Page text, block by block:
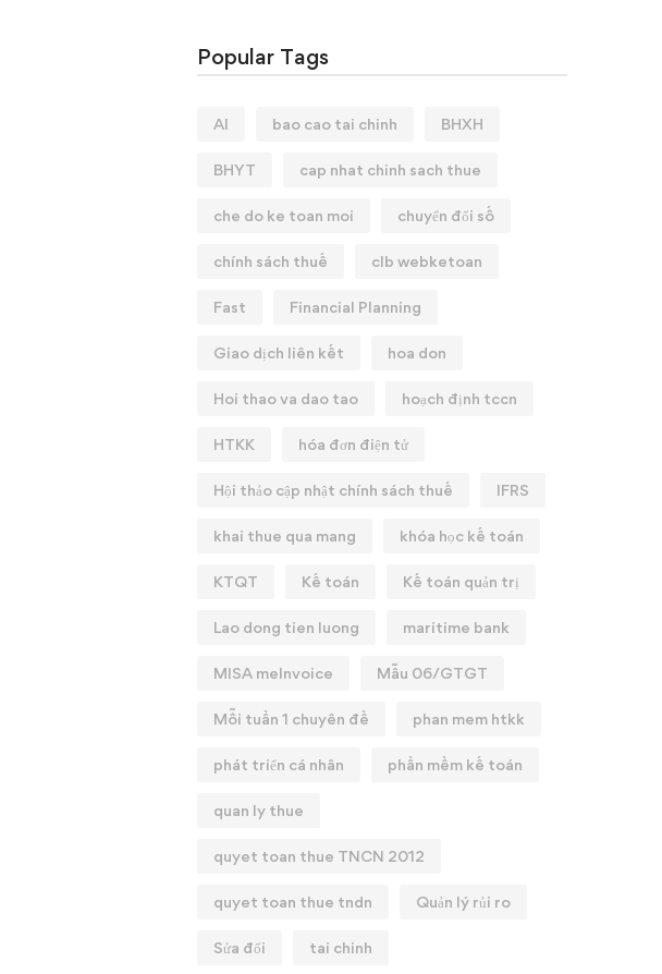
Popular Tags
AI bao cao tai chinh BHXH
BHYT cap nhat chinh sach thue
che do ke toan moi chuyển đổi số
chính sách thuế clb webketoan
Fast Financial Planning
Giao dịch liên kết hoa don
Hoi thao va dao tao hoạch định tccn
HTKK hóa đơn điện tử
Hội thảo cập nhật chính sách thuế IFRS
khai thue qua mang khóa học kế toán
KTQT Kế toán Kế toán quản trị
Lao dong tien luong maritime bank
MISA meInvoice Mẫu 06/GTGT
Mỗi tuần 1 chuyên đề phan mem htkk
phát triển cá nhân phần mềm kế toán
quan ly thue
quyet toan thue TNCN 2012
quyet toan thue tndn Quản lý rủi ro
Sửa đổi tai chinh